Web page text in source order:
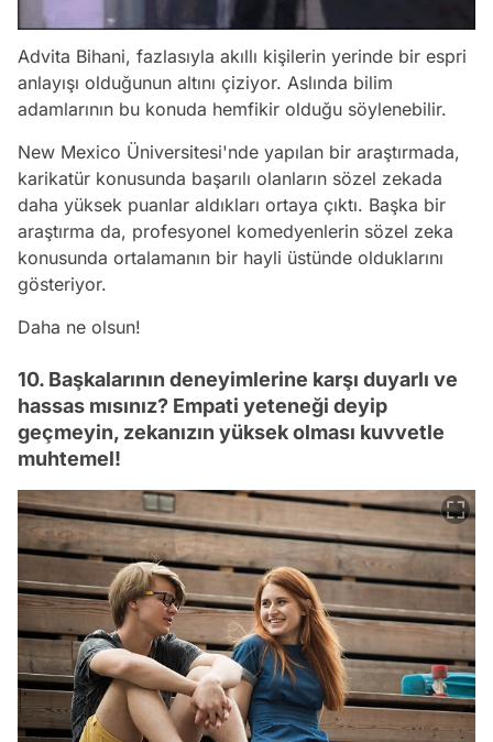
Advita Bihani, fazlasıyla akıllı kişilerin yerinde bir espri
anlayışı olduğunun altını çiziyor. Aslında bilim
adamlarının bu konuda hemfikir olduğu söylenebilir.
New Mexico Üniversitesi'nde yapılan bir araştırmada,
karikatür konusunda başarılı olanların sözel zekada
daha yüksek puanlar aldıkları ortaya çıktı. Başka bir
araştırma da, profesyonel komedyenlerin sözel zeka
konusunda ortalamanın bir hayli üstünde olduklarını
gösteriyor.
Daha ne olsun!
10. Başkalarının deneyimlerine karşı duyarlı ve
hassas mısınız? Empati yeteneği deyip
geçmeyin, zekanızın yüksek olması kuvvetle
muhtemel!